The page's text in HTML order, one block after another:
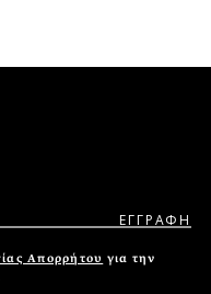
Απορρήτου για την